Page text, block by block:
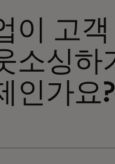
이 고
소싱하
인가요?